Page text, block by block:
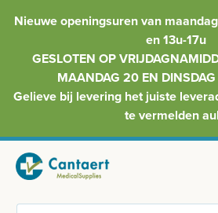
Nieuwe openingsuren van
en 13u-17u
GESLOTEN OP
MAANDAG 20 EN
Gelieve bij levering het juiste
te vermelden